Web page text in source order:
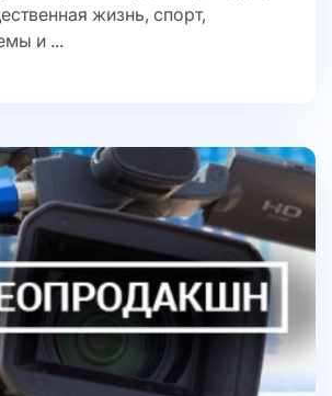
жизнь, спорт,
и ...